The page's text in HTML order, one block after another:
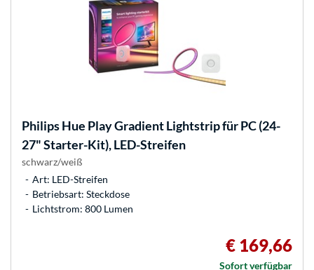
Philips Hue Play Gradient Lightstrip für PC (24-
27" Starter-Kit), LED-Streifen
schwarz/weiß
Art: LED-Streifen
Betriebsart: Steckdose
Lichtstrom: 800 Lumen
€ 169,66
Sofort verfügbar